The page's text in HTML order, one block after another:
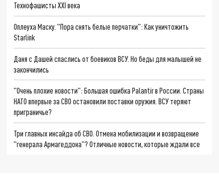
Технофашисты XXI века
Оплеуха Маску. "Пора снять белые перчатки": Как уничтожить
Starlink
Даня с Дашей спаслись от боевиков ВСУ. Но беды для малышей не
закончились
"Очень плохие новости": Большая ошибка Palantir в России. Страны
НАТО впервые за СВО остановили поставки оружия. ВСУ теряют
приграничье?
Три главных инсайда об СВО. Отмена мобилизации и возвращение
"генерала Армагеддона"? Отличные новости, которые ждали все